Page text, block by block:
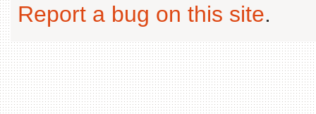
Report a bug on this site.